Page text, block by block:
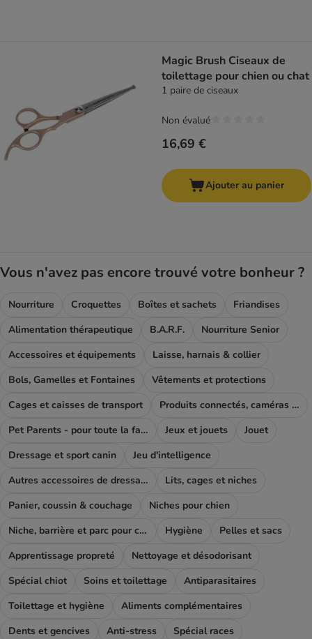
Magic Brush Ciseaux de
toilettage pour chien ou chat
1 paire de ciseaux
16,69 €
Non évalué
Ajouter au panier
Vous n'avez pas encore trouvé votre bonheur ?
Nourriture Croquettes Boîtes et sachets
Friandises
Alimentation thérapeutique
B.A.R.F.
Nourriture Senior
Accessoires et équipements
Laisse, harnais & collier
Bols, Gamelles et Fontaines
Vêtements et protections
Cages et caisses de transport
Produits connectés, caméras et GPS
Pet Parents - pour toute la famille
Jeux et jouets
Jouet
Dressage et sport canin
Jeu d'intelligence
Autres accessoires de dressage
Lits, cages et niches
Panier, coussin & couchage
Niches pour chien
Niche, barrière et parc pour chien
Hygiène
Pelles et sacs
Apprentissage propreté
Nettoyage et désodorisant
Spécial chiot
Soins et toilettage
Antiparasitaires
Toilettage et hygiène
Aliments complémentaires
Dents et gencives
Anti-stress Spécial races